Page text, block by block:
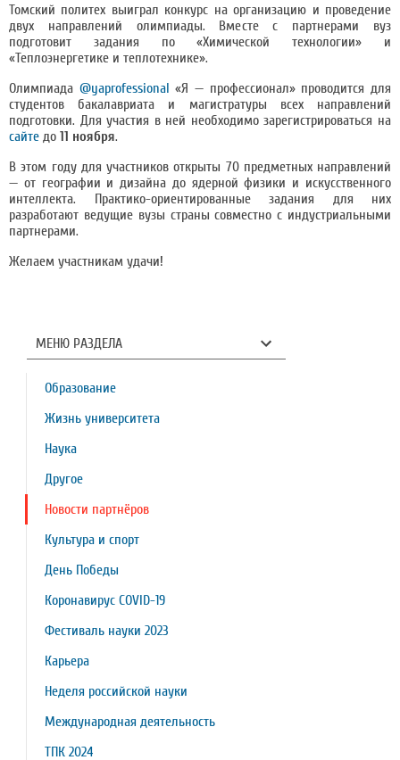
Томский политех выиграл конкурс на организацию и проведение
двух направлений олимпиады. Вместе с партнерами вуз
подготовит задания по «Химической технологии» и
«Теплоэнергетике и теплотехнике».
Олимпиада @yaprofessional «Я — профессионал» проводится для
студентов бакалавриата и магистратуры всех направлений
подготовки. Для участия в ней необходимо зарегистрироваться на
сайте до 11 ноября.
В этом году для участников открыты 70 предметных направлений
— от географии и дизайна до ядерной физики и искусственного
интеллекта. Практико-ориентированные задания для них
разработают ведущие вузы страны совместно с индустриальными
партнерами.
Желаем участникам удачи!
МЕНЮ РАЗДЕЛА
Образование
Жизнь университета
Наука
Другое
Новости партнёров
Культура и спорт
День Победы
Коронавирус COVID-19
Фестиваль науки 2023
Карьера
Неделя российской науки
Международная деятельность
ТПК 2024